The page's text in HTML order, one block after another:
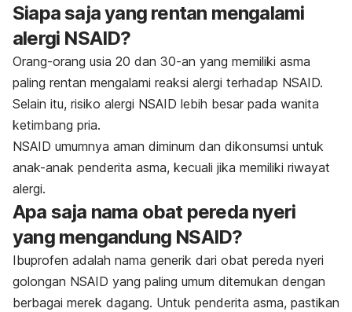
Siapa saja yang rentan mengalami
alergi NSAID?
Orang-orang usia 20 dan 30-an yang memiliki asma
paling rentan mengalami reaksi alergi terhadap NSAID.
Selain itu, risiko alergi NSAID lebih besar pada wanita
ketimbang pria.
NSAID umumnya aman diminum dan dikonsumsi untuk
anak-anak penderita asma, kecuali jika memiliki riwayat
alergi.
Apa saja nama obat pereda nyeri
yang mengandung NSAID?
Ibuprofen adalah nama generik dari obat pereda nyeri
golongan NSAID yang paling umum ditemukan dengan
berbagai merek dagang. Untuk penderita asma, pastikan